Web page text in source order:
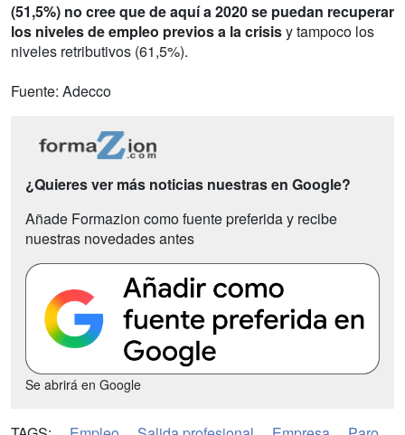
(51,5%) no cree que de aquí a 2020 se puedan recuperar
los niveles de empleo previos a la crisisy tampoco los
niveles retributivos (61,5%).
Fuente: Adecco
¿Quieres ver más noticias nuestras en Google?
Añade Formazion como fuente preferida y recibe
nuestras novedades antes
Se abrirá en Google